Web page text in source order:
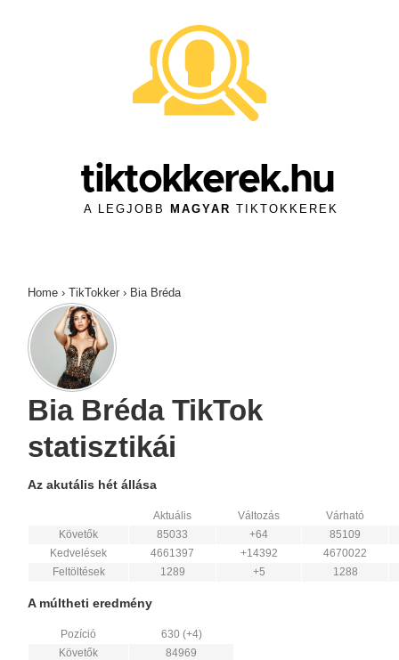
tiktokkerek.hu
A LEGJOBB MAGYAR TIKTOKKEREK
Home › TikTokker › Bia Bréda
Bia Bréda TikTok
statisztikái
Az akutális hét állása
Aktuális Változás
Várható
Követők
85033 +64
85109
Kedvelések
4661397 +14392
4670022
Feltöltések
1289 +5 1288
A múltheti eredmény
Pozíció
630 (+4)
Követők
84969